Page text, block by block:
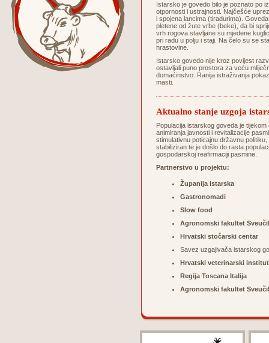
Istarsko je govedo bilo je poznato po
otpornosti i ustrajnosti. Najčešće
i spojena lancima (tiradurima).
pletene od žute vrbe (beke), da bi
vrh rogova stavljane su mjedene
pri radu u polju i staji. Na čelo su se
hrastovine.
Istarsko govedo nije kroz povijest
ostavljali puno prostora za veću
domaćinstvo. Ranija istraživanja
masti.
Aktualno stanje uzgoja
Populacija istarskog goveda je
animiranja javnosti i revitalizacije
stimulativnu poticajnu državnu
stabiliziran te je došlo do rasta
gospodarskoj reafirmaciji pasmine.
Partnerstvo u projektu:
Županija istarska
Gastronomadi
Slow food
Agronomski fakultet
Hrvatski stočarski centar
Savez uzgajivača istarskog
Hrvatski veterinarski institut
Regija Toscana Italija
Agronomski fakultet